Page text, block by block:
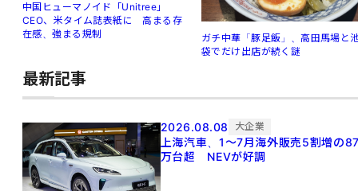
中国ヒューマノイド「Unitree」
CEO、米タイム誌表紙に 高まる存
在感、強まる規制
ガチ中華「豚足飯」、高田馬場と
袋でだけ出店が続く謎
最新記事
2026.08.08 大企業
上海汽車、1～7月海外販売5割増の
万台超 NEVが好調